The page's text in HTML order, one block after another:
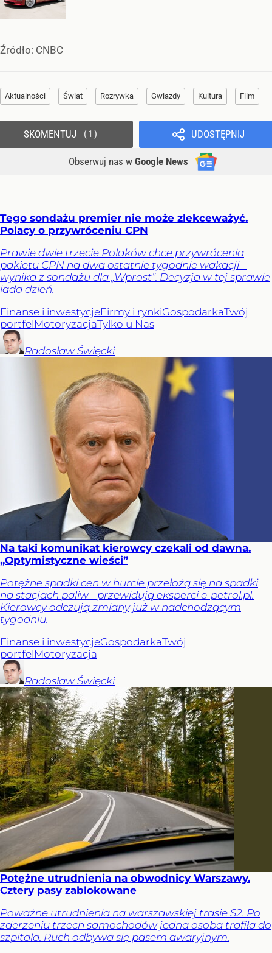
Źródło: CNBC
Aktualności Świat Rozrywka Gwiazdy Kultura Film
UDOSTĘPNIJ
Obserwuj nas w Google News
SKOMENTUJ 1
Tego sondażu premier nie może zlekceważyć.
Polacy o przywróceniu CPN
Prawie dwie trzecie Polaków chce przywrócenia
pakietu CPN na dwa ostatnie tygodnie wakacji –
wynika z sondażu dla „Wprost”. Decyzja w tej sprawie
lada dzień.
Finanse i inwestycjeFirmy i rynkiGospodarkaTwój
portfelMotoryzacjaTylko u Nas
Radosław Święcki
Na taki komunikat kierowcy czekali od dawna.
„Optymistyczne wieści”
Potężne spadki cen w hurcie przełożą się na spadki
na stacjach paliw - przewidują eksperci e-petrol.pl.
Kierowcy odczują zmiany już w nadchodzącym
tygodniu.
Finanse i inwestycjeGospodarkaTwój
portfelMotoryzacja
Radosław Święcki
Potężne utrudnienia na obwodnicy Warszawy.
Cztery pasy zablokowane
Poważne utrudnienia na warszawskiej trasie S2. Po
zderzeniu trzech samochodów jedna osoba trafiła do
szpitala. Ruch odbywa się pasem awaryjnym.